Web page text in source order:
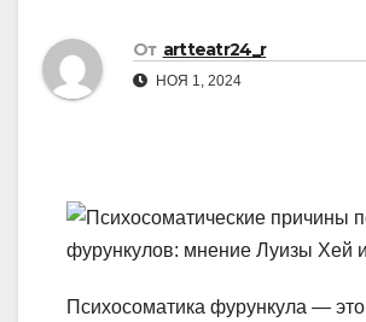
От artteatr24_r
НОЯ 1, 2024
Психосоматика фурункула — это